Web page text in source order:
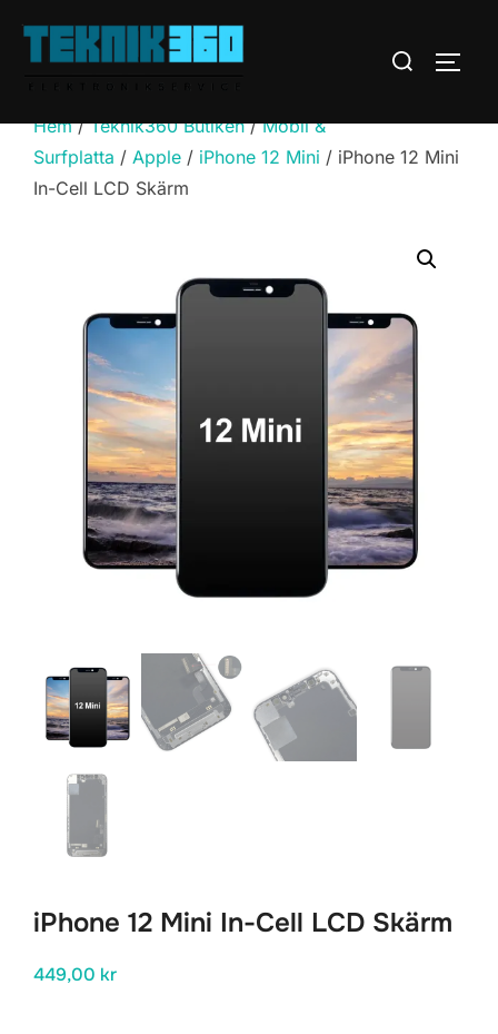
Sök
Hem/Teknik360 Butiken/Mobil &
Surfplatta / Apple / iPhone 12 Mini / iPhone 12 Mini
In-Cell LCD Skärm
iPhone 12 Mini In-Cell LCD Skärm
449,00 kr